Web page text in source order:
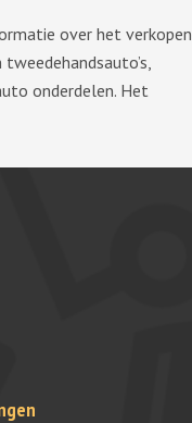
over het verkopen
onderdelen. Het